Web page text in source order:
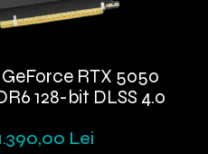
RTX 5050
128-bit DLSS 4.0
Lei